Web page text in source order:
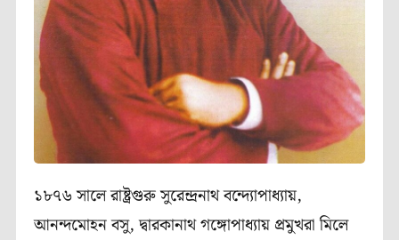
১৮৭৬সালেরাষ্ট্রগুরুসুরেন্দ্রনাথবন্দ্যোপাধ্যায়,
আনন্দমোহনবসু,দ্বারকানাথগঙ্গোপাধ্যায় প্রমুখরা মিলে